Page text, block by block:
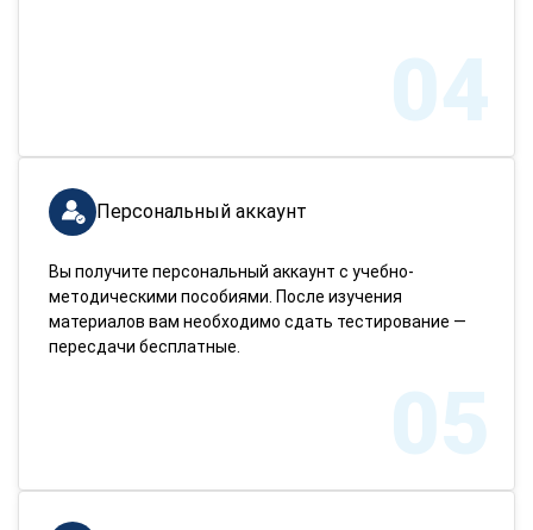
04
Персональный аккаунт
Вы получите персональный аккаунт с учебно-
методическими пособиями. После изучения
материалов вам необходимо сдать тестирование —
пересдачи бесплатные.
05